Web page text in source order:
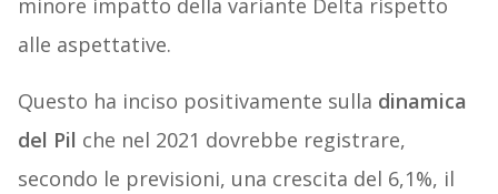
minore impatto della variante Delta rispetto
alle aspettative.
Questo ha inciso positivamente sulla dinamica
del Pil che nel 2021 dovrebbe registrare,
secondo le previsioni, una crescita del 6,1%, il